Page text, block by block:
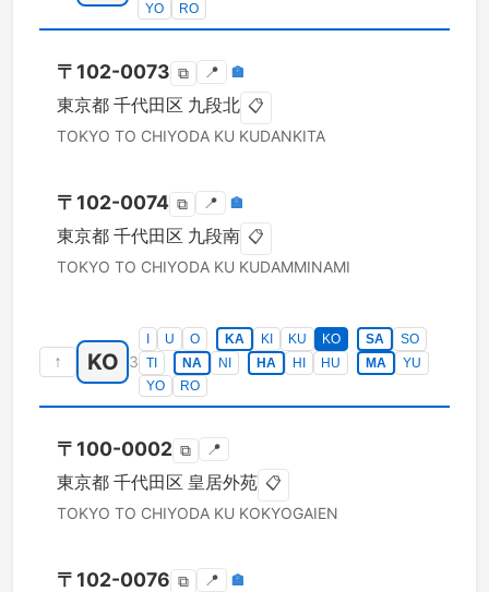
YO
RO
〒 102-0073 ⧉ 📍 🏣
東京都 千代田区 九段北 📋
TOKYO TO CHIYODA KU KUDANKITA
〒 102-0074 ⧉ 📍 🏣
東京都 千代田区 九段南 📋
TOKYO TO CHIYODA KU KUDAMMINAMI
↑ KO 3
U O KA KI KU KO SA
SO
TI
NA NI HA HI HU MA
YU
YO
RO
〒 100-0002 ⧉ 📍
東京都 千代田区 皇居外苑 📋
TOKYO TO CHIYODA KU KOKYOGAIEN
〒 102-0076 ⧉ 📍 🏣